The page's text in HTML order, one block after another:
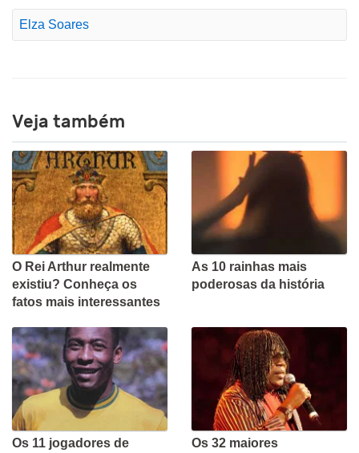
Elza Soares
Veja também
O Rei Arthur realmente
existiu? Conheça os
fatos mais interessantes
As 10 rainhas mais
poderosas da história
Os 11 jogadores de
Os 32 maiores